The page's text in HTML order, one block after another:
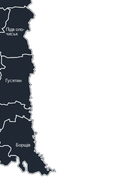
Борщів
Гусятин
Підволо-
чиськ